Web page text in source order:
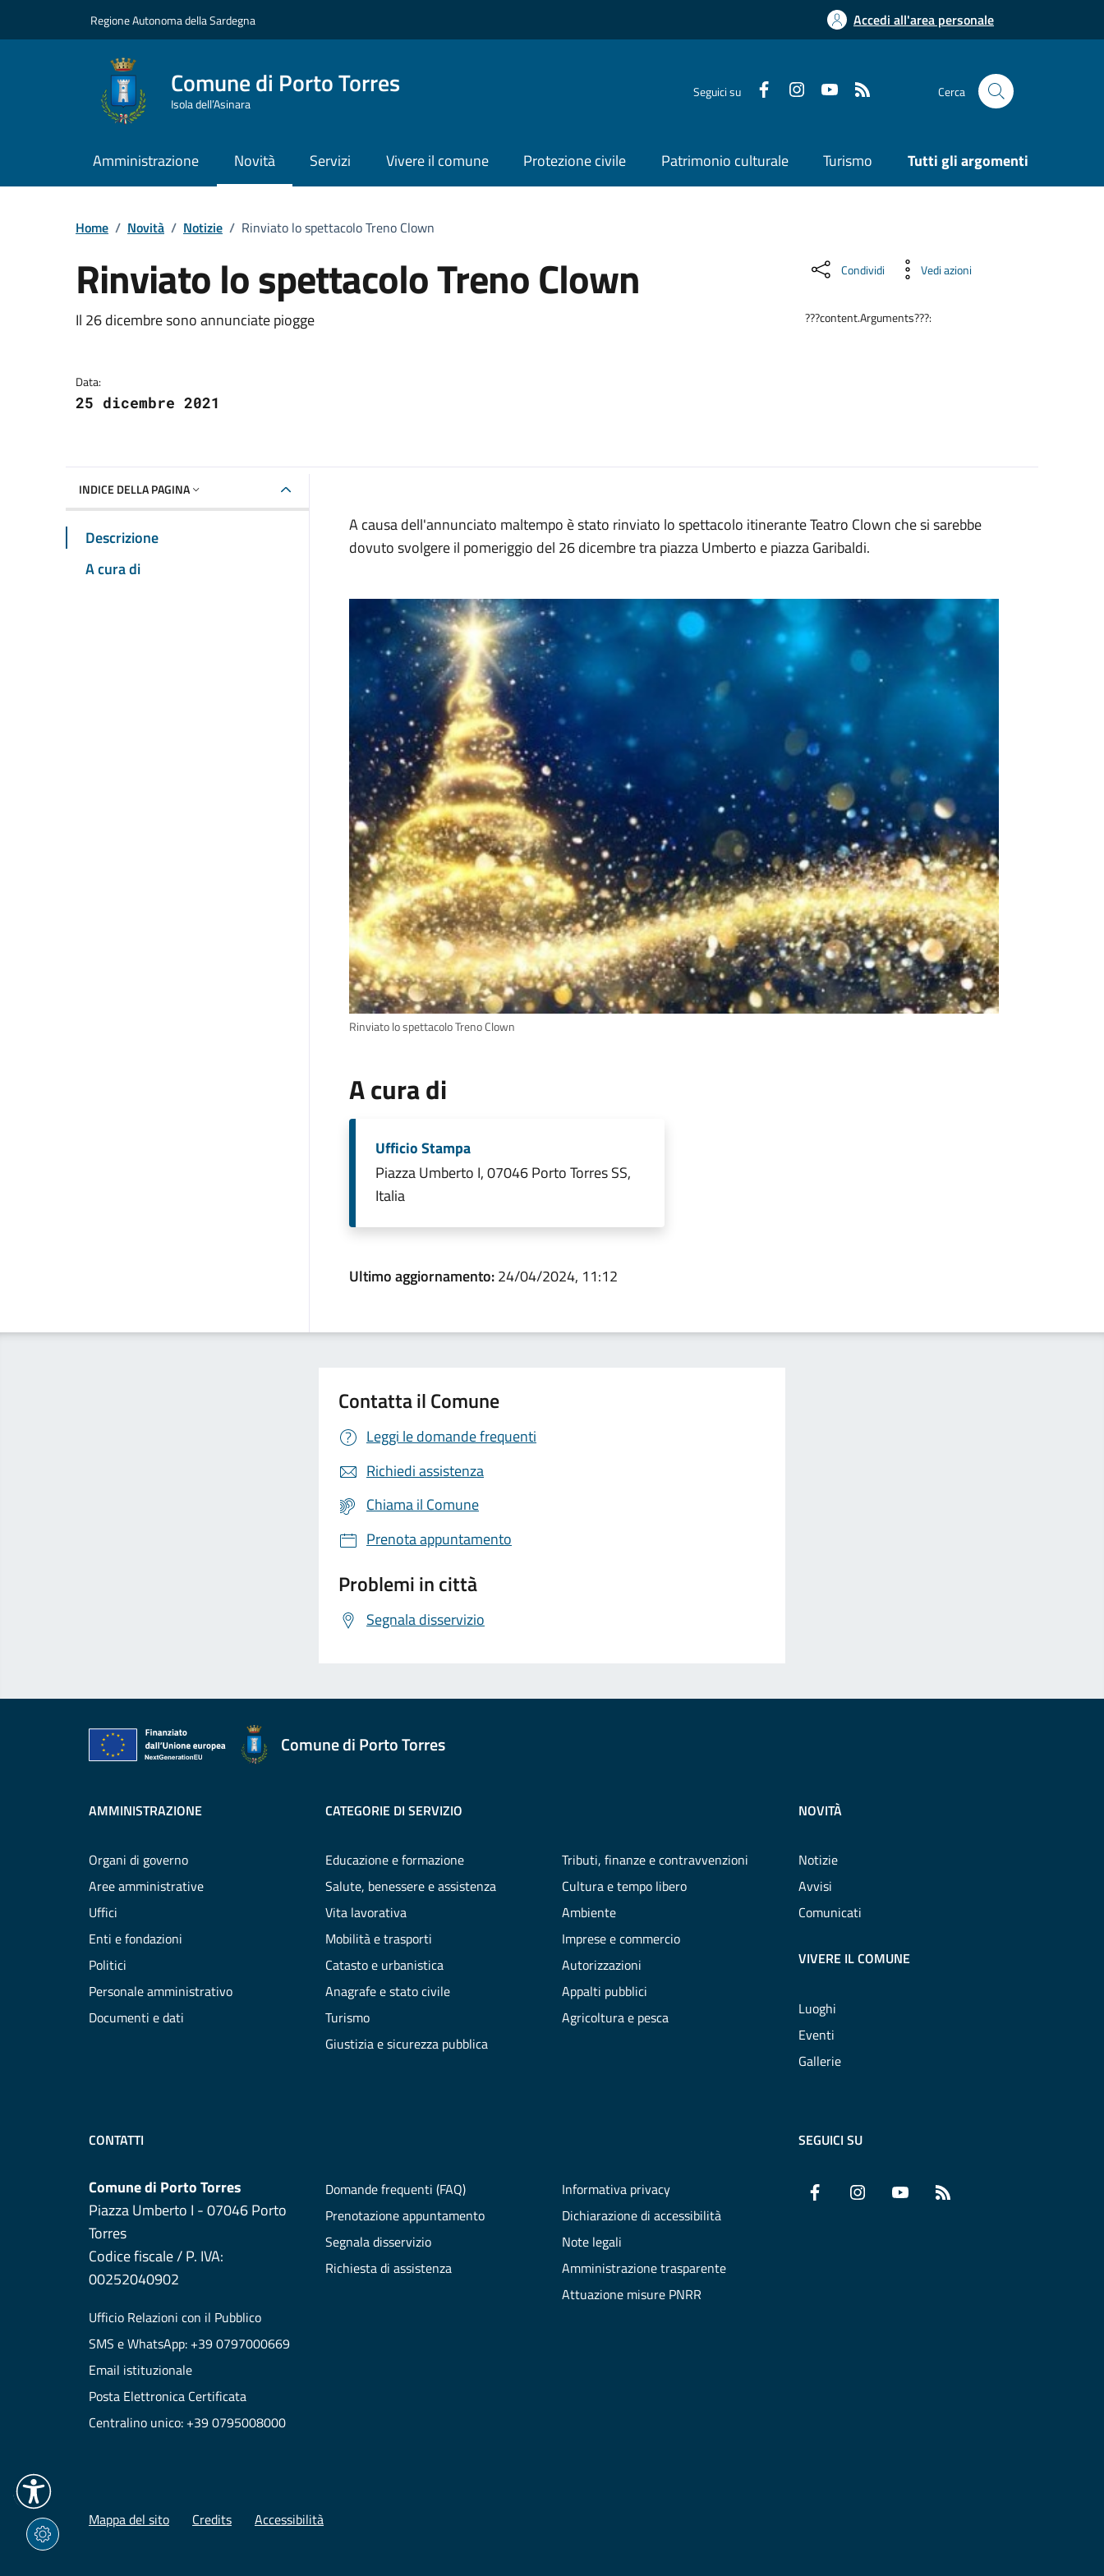
Regione Autonoma della Sardegna Accedi all'area personale
Comune di Porto Torres
Isola dell’Asinara
Seguici su Cerca
Amministrazione Novità Servizi Vivere il comune Protezione civile Patrimonio culturale Turismo Tutti gli argomenti
Home / Novità / Notizie / Rinviato lo spettacolo Treno Clown
Rinviato lo spettacolo Treno Clown
Dettagli della notizia
Il 26 dicembre sono annunciate piogge
Data:
25 dicembre 2021
Condividi Vedi azioni
???content.Arguments???:
INDICE DELLA PAGINA
Descrizione
A cura di
A causa dell'annunciato maltempo è stato rinviato lo spettacolo itinerante Teatro Clown che si sarebbe
dovuto svolgere il pomeriggio del 26 dicembre tra piazza Umberto e piazza Garibaldi.
Rinviato lo spettacolo Treno Clown
A cura di
Ufficio Stampa
Piazza Umberto I, 07046 Porto Torres SS,
Italia
Ultimo aggiornamento:24/04/2024, 11:12
Contatta il Comune
Leggi le domande frequenti
Richiedi assistenza
Chiama il Comune
Prenota appuntamento
Problemi in città
Segnala disservizio
Comune di Porto Torres
AMMINISTRAZIONE
Organi di governo
Aree amministrative
Uffici
Enti e fondazioni
Politici
Personale amministrativo
Documenti e dati
CATEGORIE DI SERVIZIO
Educazione e formazione
Salute, benessere e assistenza
Vita lavorativa
Mobilità e trasporti
Catasto e urbanistica
Anagrafe e stato civile
Turismo
Giustizia e sicurezza pubblica
Tributi, finanze e contravvenzioni
Cultura e tempo libero
Ambiente
Imprese e commercio
Autorizzazioni
Appalti pubblici
Agricoltura e pesca
NOVITÀ
Notizie
Avvisi
Comunicati
VIVERE IL COMUNE
Luoghi
Eventi
Gallerie
CONTATTI
Comune di Porto Torres
Piazza Umberto I - 07046 Porto
Torres
Codice fiscale / P. IVA:
00252040902
Ufficio Relazioni con il Pubblico
SMS e WhatsApp: +39 0797000669
Email istituzionale
Posta Elettronica Certificata
Centralino unico: +39 0795008000
Domande frequenti (FAQ)
Prenotazione appuntamento
Segnala disservizio
Richiesta di assistenza
Informativa privacy
Dichiarazione di accessibilità
Note legali
Amministrazione trasparente
Attuazione misure PNRR
SEGUICI SU
Facebook InstagramYouTube
Mappa del sito Credits Accessibilità